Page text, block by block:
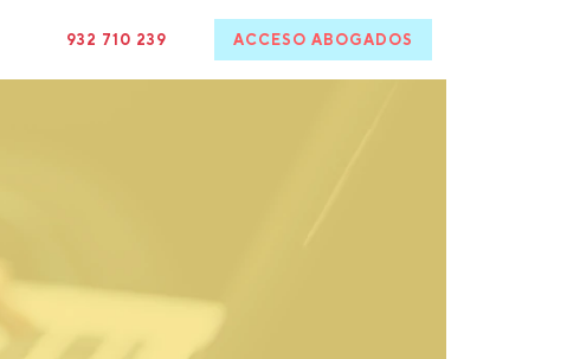
932 710 239 ACCESO ABOGADOS